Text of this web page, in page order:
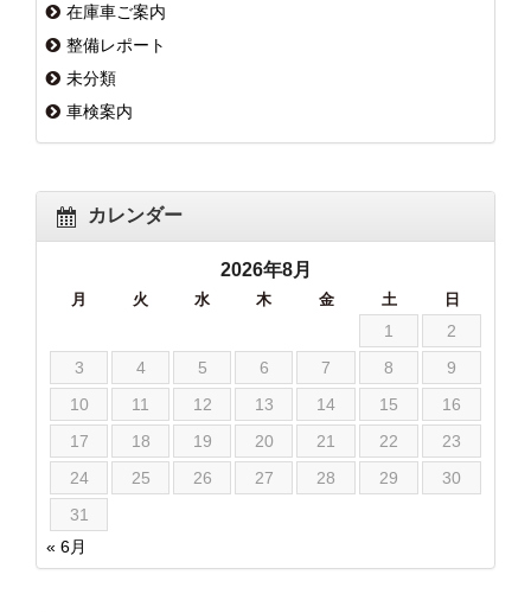
在庫車ご案内
整備レポート
未分類
車検案内
カレンダー
2026年8月
月 火 水 木 金 土 日
1
2
3
4 5 6 7 8
9
10
11 12 13 14 15
16
17
18 19 20 21 22
23
24
25 26 27 28 29
30
31
« 6月